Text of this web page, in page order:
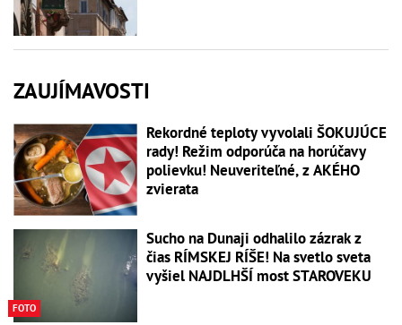
ZAUJÍMAVOSTI
Rekordné teploty vyvolali ŠOKUJÚCE
rady! Režim odporúča na horúčavy
polievku! Neuveriteľné, z AKÉHO
zvierata
FOTO
Sucho na Dunaji odhalilo zázrak z
čias RÍMSKEJ RÍŠE! Na svetlo sveta
vyšiel NAJDLHŠÍ most STAROVEKU